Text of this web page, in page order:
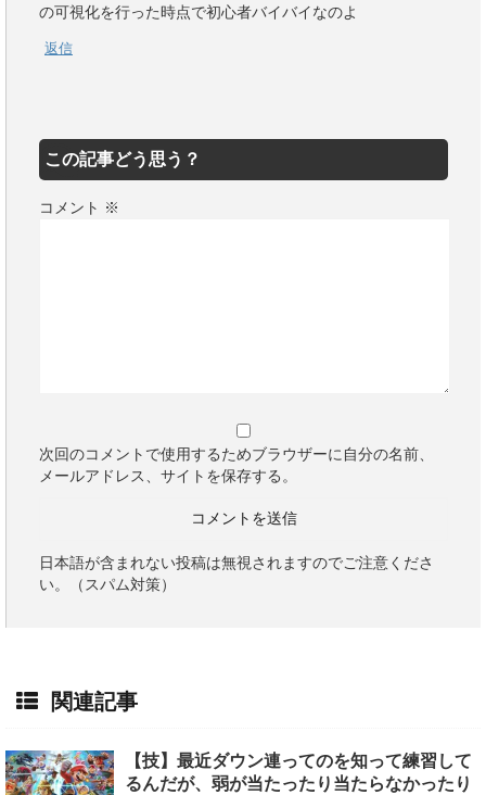
の可視化を行った時点で初心者バイバイなのよ
返信
この記事どう思う？
コメント ※
次回のコメントで使用するためブラウザーに自分の名前、
メールアドレス、サイトを保存する。
日本語が含まれない投稿は無視されますのでご注意くださ
い。（スパム対策）
関連記事
【技】最近ダウン連ってのを知って練習して
るんだが、弱が当たったり当たらなかったり